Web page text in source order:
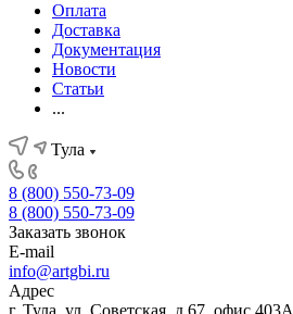
Оплата
Доставка
Документация
Новости
Статьи
...
Тула
8 (800) 550-73-09
8 (800) 550-73-09
Заказать звонок
E-mail
info@artgbi.ru
Адрес
г. Тула, ул. Советская, д.67, офис 403А